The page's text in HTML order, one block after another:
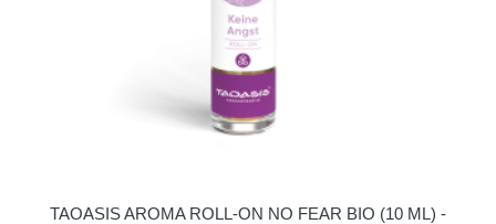
TAOASIS AROMA ROLL-ON NO FEAR BIO (10 ML) -